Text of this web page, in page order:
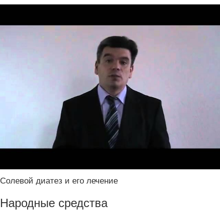
Солевой диатез и его лечение
Народные средства